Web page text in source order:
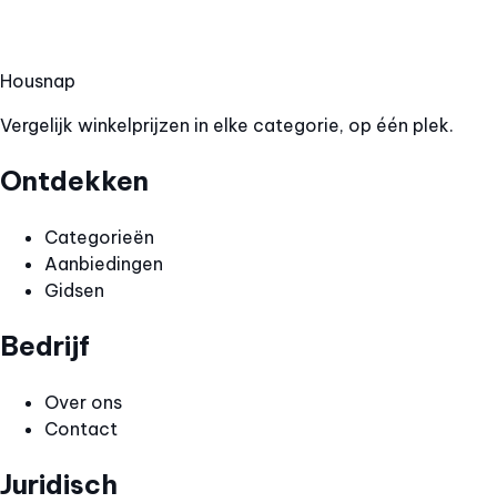
Housnap
Vergelijk winkelprijzen in elke categorie, op één plek.
Ontdekken
Categorieën
Aanbiedingen
Gidsen
Bedrijf
Over ons
Contact
Juridisch